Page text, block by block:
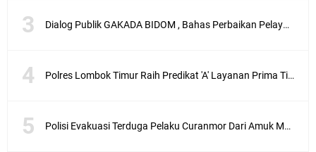
Dialog Publik GAKADA BIDOM , Bahas Perbaikan Pelayanan Medis di NTB
Polres Lombok Timur Raih Predikat 'A' Layanan Prima Tingkat Polres Jajaran
Polisi Evakuasi Terduga Pelaku Curanmor Dari Amuk Masa